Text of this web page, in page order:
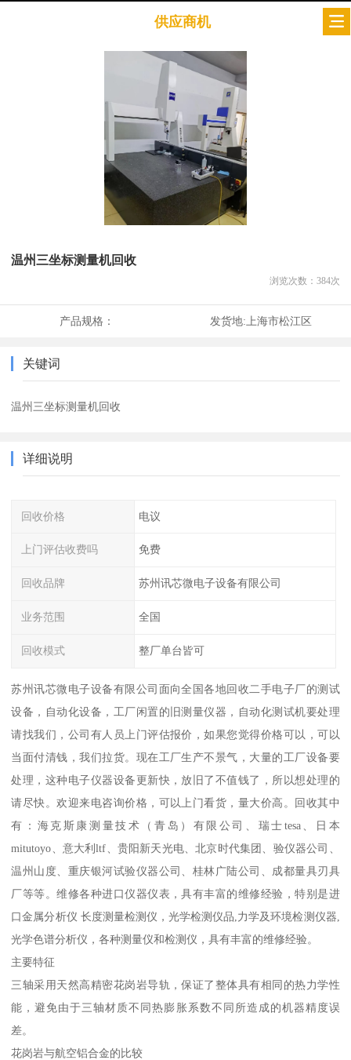
供应商机
温州三坐标测量机回收
浏览次数： 384次
产品规格： 发货地:上海市松江区
关键词
温州三坐标测量机回收
详细说明
回收价格 电议
上门评估收费吗 免费
回收品牌 苏州讯芯微电子设备有限公司
业务范围 全国
回收模式 整厂单台皆可
苏州讯芯微电子设备有限公司面向全国各地回收二手电子厂的测试
设备，自动化设备，工厂闲置的旧测量仪器，自动化测试机要处理
请找我们，公司有人员上门评估报价，如果您觉得价格可以，可以
当面付清钱，我们拉货。现在工厂生产不景气，大量的工厂设备要
处理，这种电子仪器设备更新快，放旧了不值钱了，所以想处理的
请尽快。欢迎来电咨询价格，可以上门看货，量大价高。回收其中
有：海克斯康测量技术（青岛）有限公司、瑞士tesa、日本
mitutoyo、意大利ltf、贵阳新天光电、北京时代集团、验仪器公司、
温州山度、重庆银河试验仪器公司、桂林广陆公司、成都量具刃具
厂等等。维修各种进口仪器仪表，具有丰富的维修经验，特别是进
口金属分析仪 长度测量检测仪，光学检测仪品,力学及环境检测仪器,
光学色谱分析仪，各种测量仪和检测仪，具有丰富的维修经验。
主要特征
三轴采用天然高精密花岗岩导轨，保证了整体具有相同的热力学性
能，避免由于三轴材质不同热膨胀系数不同所造成的机器精度误
差。
花岗岩与航空铝合金的比较